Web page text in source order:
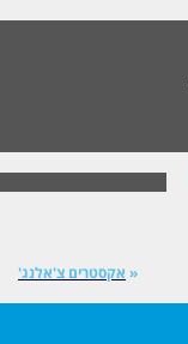
« אקסטרים צ'אלנג'